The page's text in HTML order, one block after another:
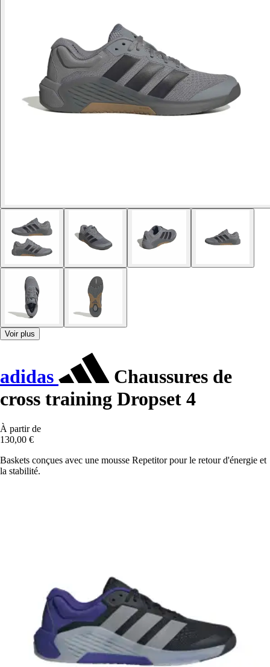
Voir plus
adidas
Chaussures de
cross training Dropset 4
À partir de
130,00 €
Baskets conçues avec une mousse Repetitor pour le retour d'énergie et
la stabilité.